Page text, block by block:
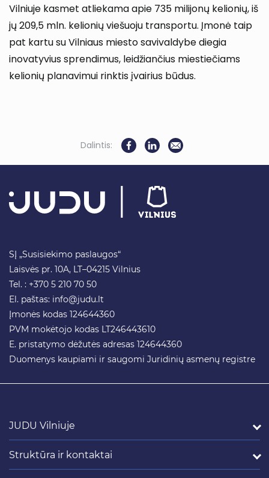
Vilniuje kasmet atliekama apie 735 milijonų kelionių, iš
jų 209,5 mln. kelionių viešuoju transportu. Įmonė taip
pat kartu su Vilniaus miesto savivaldybe diegia
inovatyvius sprendimus, leidžiančius miestiečiams
kelionių planavimui rinktis įvairius būdus.
Dalintis:
SĮ „Susisiekimo paslaugos“
Laisvės pr. 10A, LT–04215 Vilnius
Tel. : +370 5 210 70 50
El. paštas: info@judu.lt
Įmonės kodas 124644360
PVM mokėtojo kodas LT246443610
E. pristatymo dėžutės adresas 124644360
Duomenys kaupiami ir saugomi Juridinių asmenų registre
JUDU Vilniuje
Struktūra ir kontaktai